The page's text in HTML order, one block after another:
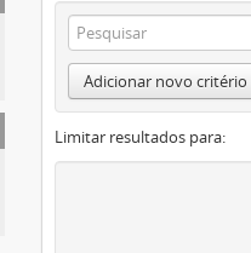
Adicionar novo critério
Limitar resultados para: